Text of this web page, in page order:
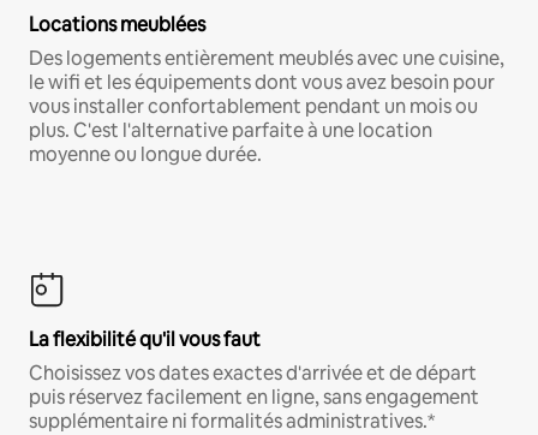
Locations meublées
Des logements entièrement meublés avec une cuisine,
le wifi et les équipements dont vous avez besoin pour
vous installer confortablement pendant un mois ou
plus. C'est l'alternative parfaite à une location
moyenne ou longue durée.
La flexibilité qu'il vous faut
Choisissez vos dates exactes d'arrivée et de départ
puis réservez facilement en ligne, sans engagement
supplémentaire ni formalités administratives.*